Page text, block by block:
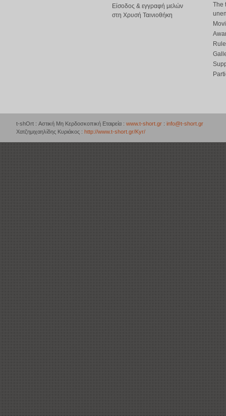
Είσοδος & εγγραφή μελών
στη Χρυσή Ταινιοθήκη
The
t-shOrt : Αστική Μη Κερδοσκοπική Εταιρεία : www.t-short.gr : info@t-short.gr
Χατζημιχαηλίδης Κυριάκος : http://www.t-short.gr/Kyr/